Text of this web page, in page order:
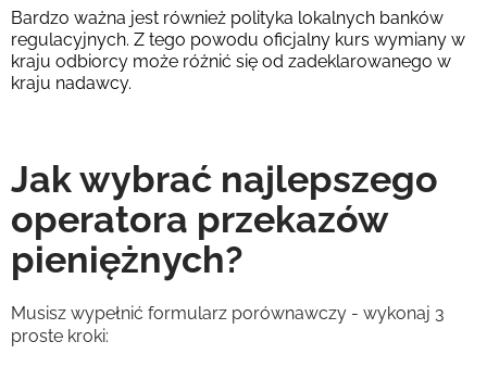
Bardzo ważna jest również polityka lokalnych banków
regulacyjnych. Z tego powodu oficjalny kurs wymiany w
kraju odbiorcy może różnić się od zadeklarowanego w
kraju nadawcy.
Jak wybrać najlepszego
operatora przekazów
pieniężnych?
Musisz wypełnić formularz porównawczy - wykonaj 3
proste kroki: